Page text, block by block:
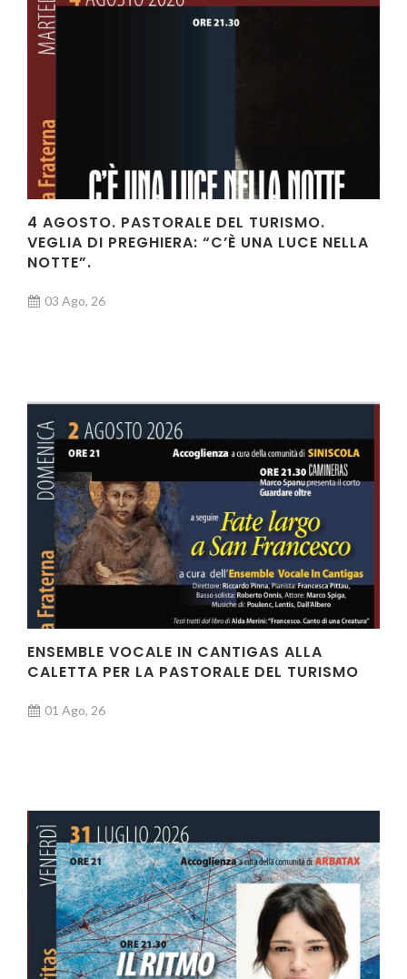
4 AGOSTO. PASTORALE DEL TURISMO.
VEGLIA DI PREGHIERA: “C’È UNA LUCE NELLA
NOTTE”.
03 Ago, 26
ENSEMBLE VOCALE IN CANTIGAS ALLA
CALETTA PER LA PASTORALE DEL TURISMO
01 Ago, 26